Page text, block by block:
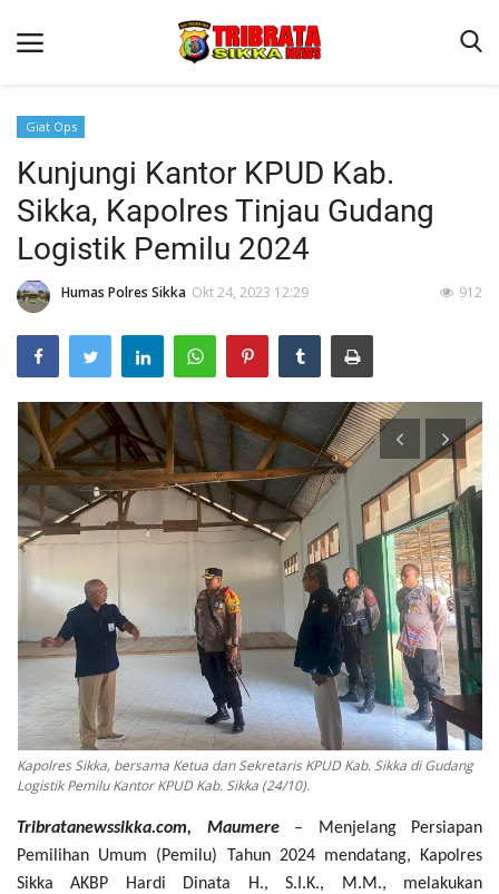
Beranda
Terms & Conditions
Reskrim
Binkam
Lantas
Polisi Kita
Giat Ops
Giat Ops
Kunjungi Kantor KPUD Kab.
Sikka, Kapolres Tinjau Gudang
Logistik Pemilu 2024
Humas Polres Sikka Okt 24, 2023 12:29 912
Kapolres Sikka, bersama Ketua dan Sekretaris KPUD Kab. Sikka di Gudang
Logistik Pemilu Kantor KPUD Kab. Sikka (24/10).
Tribratanewssikka.com, Maumere– Menjelang Persiapan
Pemilihan Umum (Pemilu) Tahun 2024 mendatang, Kapolres
Sikka AKBP Hardi Dinata H., S.I.K., M.M., melakukan